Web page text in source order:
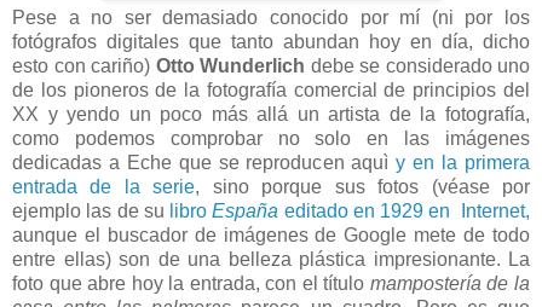
Pese a no ser demasiado conocido por mí (ni por los
fotógrafos digitales que tanto abundan hoy en día, dicho
esto con cariño) Otto Wunderlich debe se considerado uno
de los pioneros de la fotografía comercial de principios del
XX y yendo un poco más allá un artista de la fotografía,
como podemos comprobar no solo en las imágenes
dedicadas a Eche que se reproducen aquìy en la primera
entrada de la serie, sino porque sus fotos (véase por
ejemplo las de su libro España editado en 1929 en Internet,
aunque el buscador de imágenes de Google mete de todo
entre ellas) son de una belleza plástica impresionante. La
foto que abre hoy la entrada, con el título mampostería de la